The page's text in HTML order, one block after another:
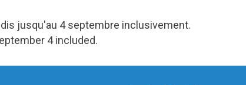
jusqu'au 4 septembre inclusivement.
4 included.